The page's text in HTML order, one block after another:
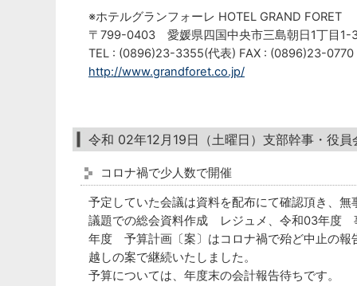
※ホテルグランフォーレ HOTEL GRAND FORET
〒799-0403 愛媛県四国中央市三島朝日1丁目
TEL : (0896)23-3355(代表) FAX : (0896)23-0770
http://www.grandforet.co.jp/
令和 02年12月19日（土曜日）支部幹事・役員
コロナ禍で少人数で開催
予定していた会議は資料を配布にて確認頂き、無
議題での総会資料作成 レジュメ、令和03年度
年度 予算計画〔案〕はコロナ禍で殆ど中止の報
越しの案で継続いたしました。
予算については、年度末の会計報告待ちです。